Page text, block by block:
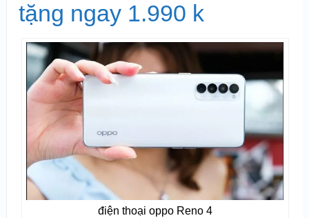
tặng ngay 1.990 k
điện thoại oppo Reno 4